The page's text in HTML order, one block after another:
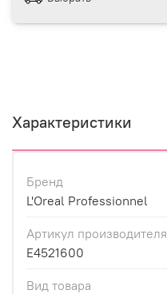
Характеристики
Бренд
L'Oreal Professionnel
Артикул производителя
E4521600
Вид товара